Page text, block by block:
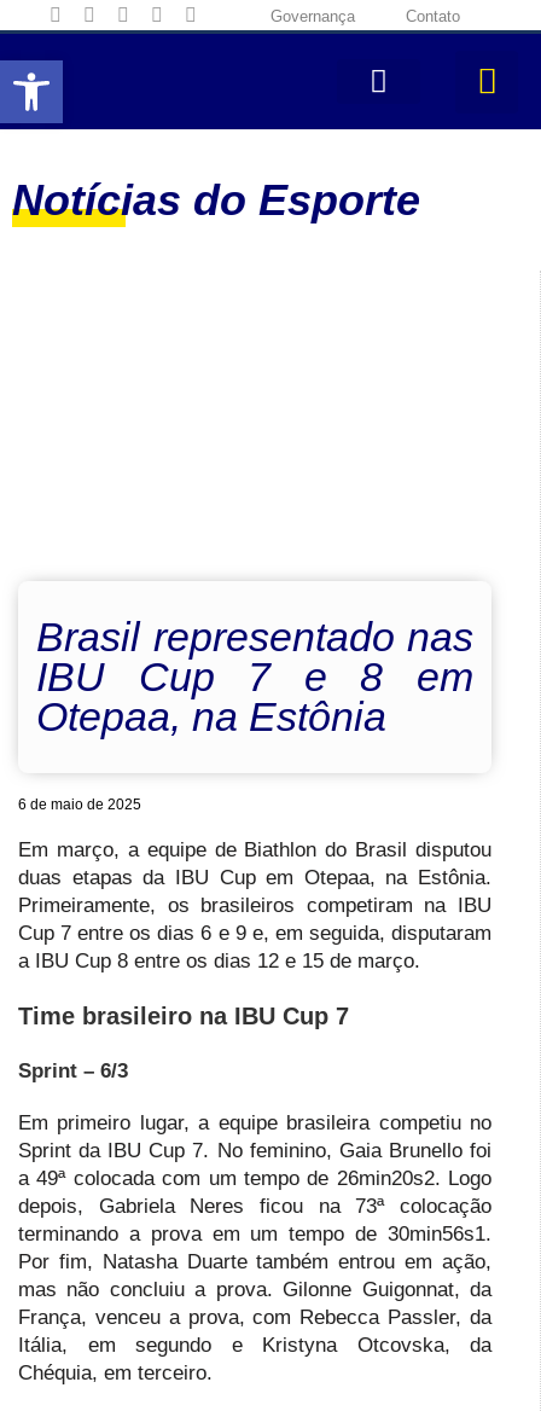
Abrir a barra de ferramentas
Governança Contato
Notícias do Esporte
Brasil representado nas
IBU Cup 7 e 8 em
Otepaa, na Estônia
6 de maio de 2025
Em março, a equipe de Biathlon do Brasil disputou
duas etapas da IBU Cup em Otepaa, na Estônia.
Primeiramente, os brasileiros competiram na IBU
Cup 7 entre os dias 6 e 9 e, em seguida, disputaram
a IBU Cup 8 entre os dias 12 e 15 de março.
Time brasileiro na IBU Cup 7
Sprint – 6/3
Em primeiro lugar, a equipe brasileira competiu no
Sprint da IBU Cup 7. No feminino, Gaia Brunello foi
a 49ª colocada com um tempo de 26min20s2. Logo
depois, Gabriela Neres ficou na 73ª colocação
terminando a prova em um tempo de 30min56s1.
Por fim, Natasha Duarte também entrou em ação,
mas não concluiu a prova. Gilonne Guigonnat, da
França, venceu a prova, com Rebecca Passler, da
Itália, em segundo e Kristyna Otcovska, da
Chéquia, em terceiro.